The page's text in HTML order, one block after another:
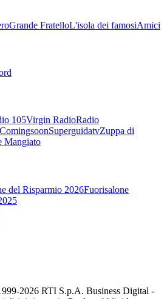
Grande FratelloL'isola dei famosiAmici
105Virgin RadioRadio
ComingsoonSuperguidatvZuppa di
Mangiato
del Risparmio 2026Fuorisalone
2026 RTI S.p.A. Business Digital -